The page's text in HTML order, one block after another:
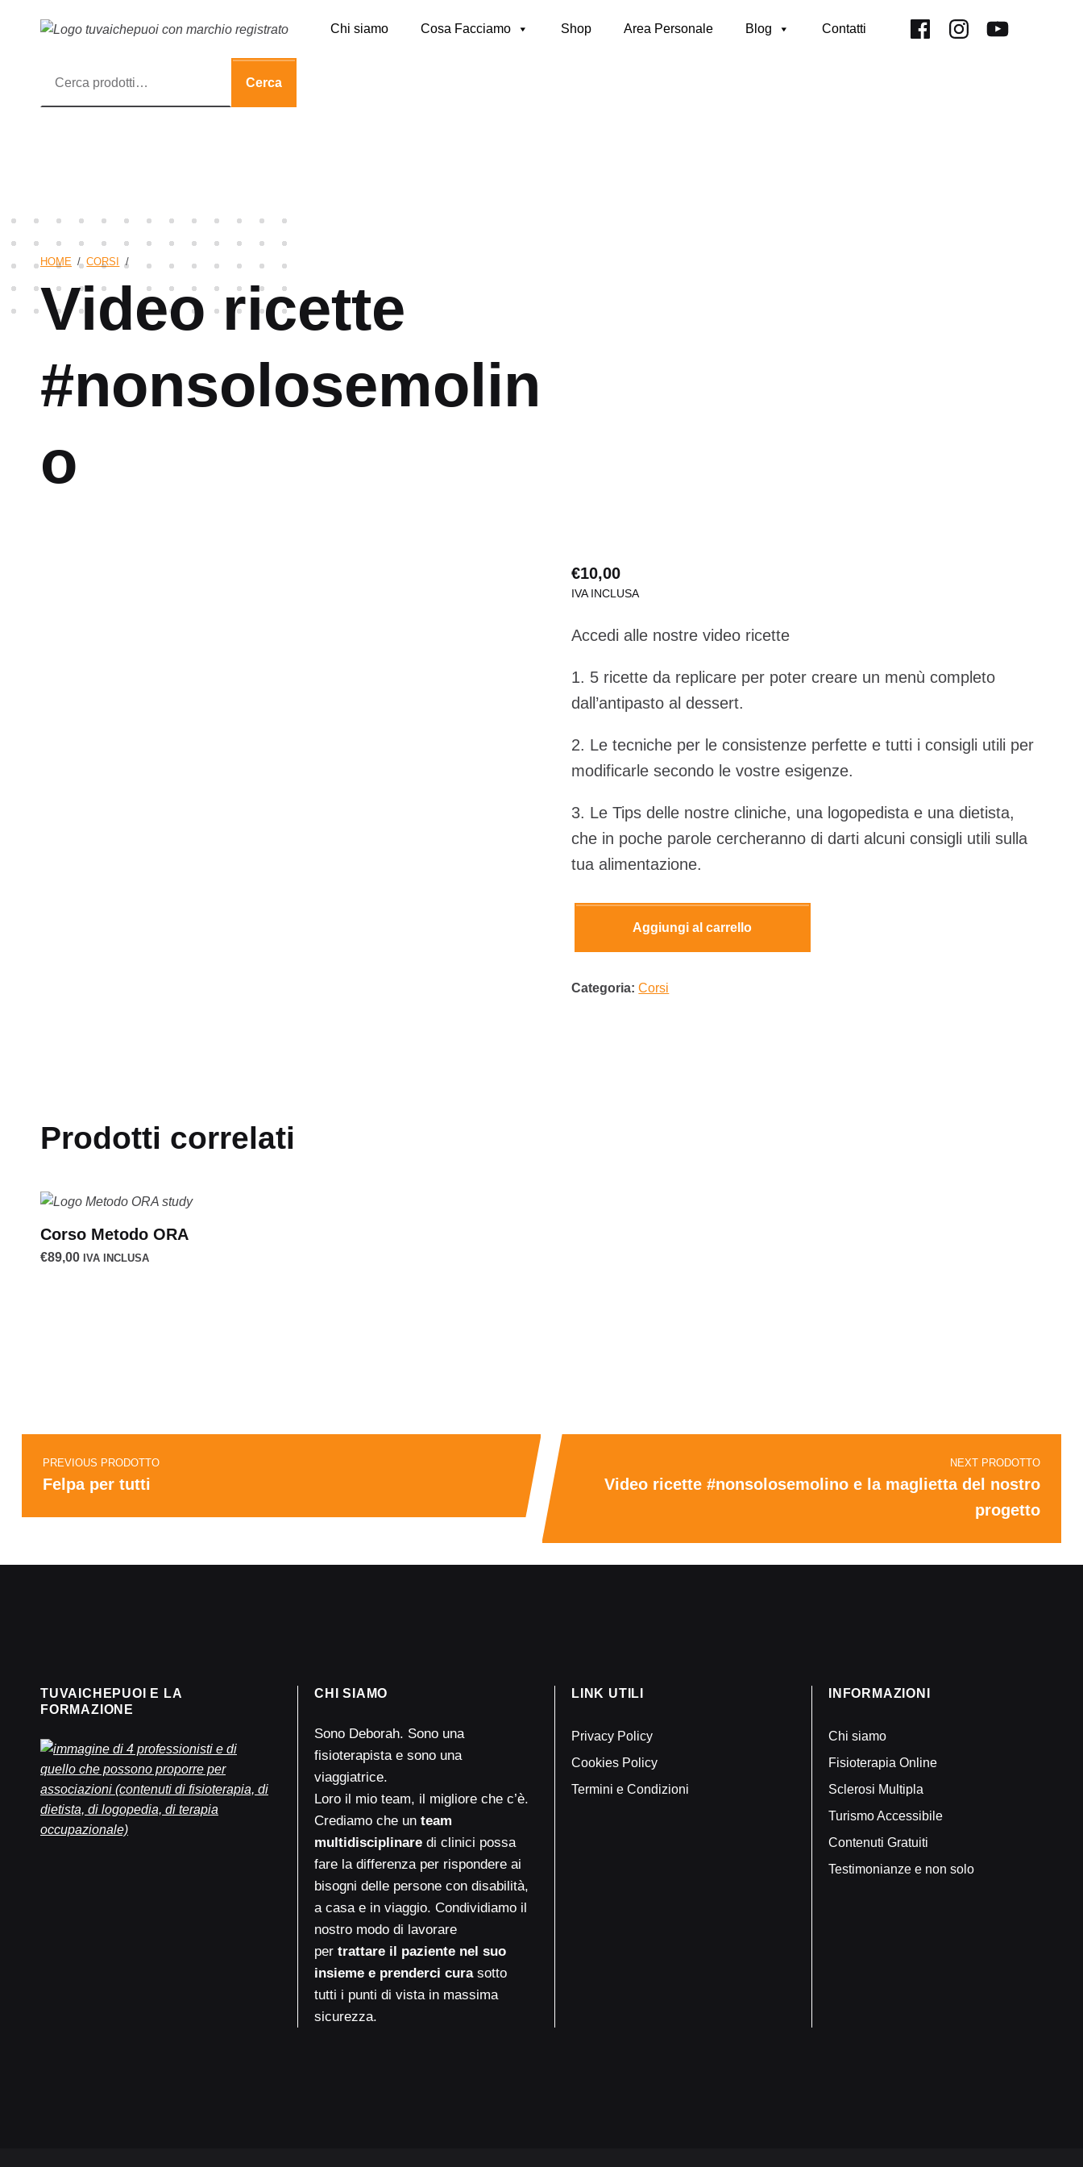
Tuvaichepuoi
Riabilitazione neurologica e turismo accessibile Chi siamo Cosa Facciamo Shop Area Personale Blog Contatti
Cerca: Cerca
HOME / CORSI /
Video ricette
#nonsolosemolin
o
€10,00
IVA INCLUSA
Accedi alle nostre video ricette
1. 5 ricette da replicare per poter creare un menù completo
dall’antipasto al dessert.
2. Le tecniche per le consistenze perfette e tutti i consigli utili per
modificarle secondo le vostre esigenze.
3. Le Tips delle nostre cliniche, una logopedista e una dietista,
che in poche parole cercheranno di darti alcuni consigli utili sulla
tua alimentazione.
Aggiungi al carrello
Categoria:Corsi
Prodotti correlati
Corso Metodo ORA
€89,00 IVA INCLUSA
Navigazione articoli
PREVIOUS PRODOTTO
Felpa per tutti
NEXT PRODOTTO
Video ricette #nonsolosemolino e la maglietta del nostro
progetto
TUVAICHEPUOI E LA
FORMAZIONE
CHI SIAMO
Sono Deborah. Sono una
fisioterapista e sono una
viaggiatrice.
Loro il mio team, il migliore che c’è.
Crediamo che un team
multidisciplinare di clinici possa
fare la differenza per rispondere ai
bisogni delle persone con disabilità,
a casa e in viaggio. Condividiamo il
nostro modo di lavorare
per trattare il paziente nel suo
insieme e prenderci curasotto
tutti i punti di vista in massima
sicurezza.
LINK UTILI
Privacy Policy
Cookies Policy
Termini e Condizioni
INFORMAZIONI
Chi siamo
Fisioterapia Online
Sclerosi Multipla
Turismo Accessibile
Contenuti Gratuiti
Testimonianze e non solo